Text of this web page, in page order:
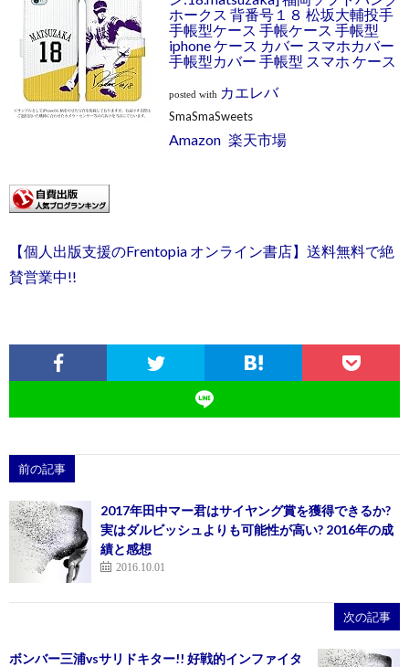
ホークス 背番号１８ 松坂大輔投手
手帳型ケース 手帳ケース 手帳型
iphone ケース カバー スマホカバー
手帳型カバー 手帳型 スマホ ケース
posted with カエレバ
SmaSmaSweets
Amazon 楽天市場
【個人出版支援のFrentopia オンライン書店】送料無料で絶
賛営業中!!
前の記事
2017年田中マー君はサイヤング賞を獲得できるか?
実はダルビッシュよりも可能性が高い? 2016年の成
績と感想
2016.10.01
次の記事
ボンバー三浦vsサリドキター!! 好戦的インファイタ